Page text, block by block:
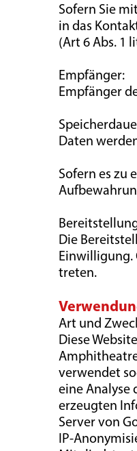
Sofern Sie
in das
(Art 6 Abs. 1
Empfänger:
Empfänger
Daten
Sofern es zu
Die
Einwilligung.
treten.
Art und
Diese
verwendet
eine Analyse
erzeugten
Server von
IP-